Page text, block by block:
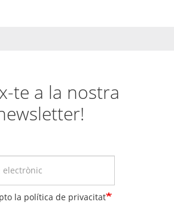
te a la nostra
la política de privacitat